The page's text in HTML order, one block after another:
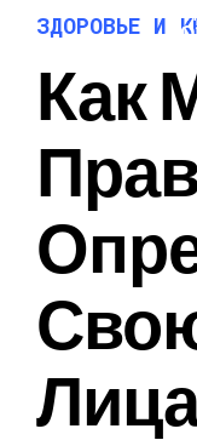
ЗДОРОВЬЕ И
Как